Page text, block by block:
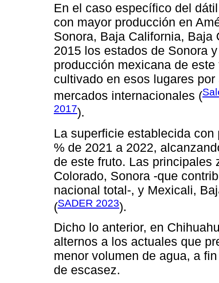
En el caso específico del
con mayor producción en
Sonora, Baja California,
2015 los estados de Sonora
producción mexicana de
cultivado en esos lugares
mercados internacionales (
2017).
La superficie establecida
% de 2021 a 2022,
de este fruto. Las principales
Colorado, Sonora -que
nacional total-, y Mexicali,
(SADER 2023).
Dicho lo anterior, en
alternos a los actuales que
menor volumen de agua, a
de escasez.